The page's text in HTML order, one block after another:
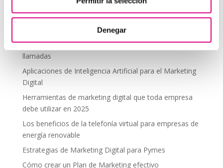
Denegar
desde donde estés
Tendencias actuales en marketing y publicidad que
debes aplicar en tu plan de marketing
Centralitas virtuales: una solución para la gestión de
llamadas
Aplicaciones de Inteligencia Artificial para el Marketing
Digital
Herramientas de marketing digital que toda empresa
debe utilizar en 2025
Los beneficios de la telefonía virtual para empresas de
energía renovable
Estrategias de Marketing Digital para Pymes
Cómo crear un Plan de Marketing efectivo